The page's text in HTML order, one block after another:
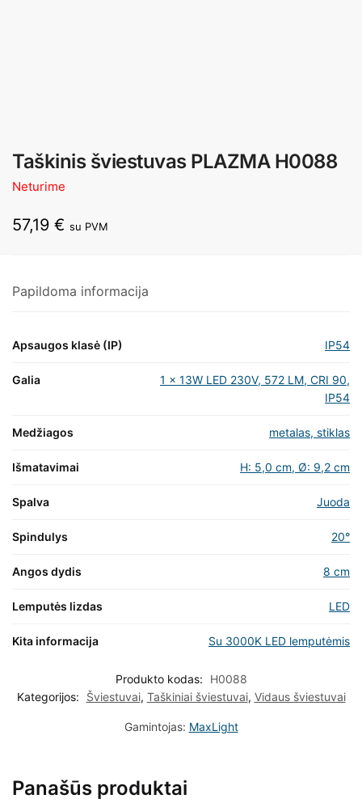
Taškinis šviestuvas PLAZMA H0088
Neturime
57,19 € su PVM
Papildoma informacija
Apsaugos klasė (IP) IP54
Galia
1 x 13W LED 230V, 572 LM, CRI 90,
IP54
Medžiagos metalas, stiklas
Išmatavimai H: 5,0 cm, Ø: 9,2 cm
Spalva Juoda
Spindulys 20°
Angos dydis 8 cm
Lemputės lizdas LED
Kita informacija Su 3000K LED lemputėmis
Produkto kodas:
H0088
Kategorijos:
Šviestuvai, Taškiniai šviestuvai, Vidaus šviestuvai
Gamintojas: MaxLight
Panašūs produktai